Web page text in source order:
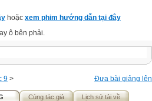
hoặc xem phim hướng dẫn tại đây
ô bên phải.
Đưa bài giảng lên
9 >
Cùng tác giả Lịch sử tải về